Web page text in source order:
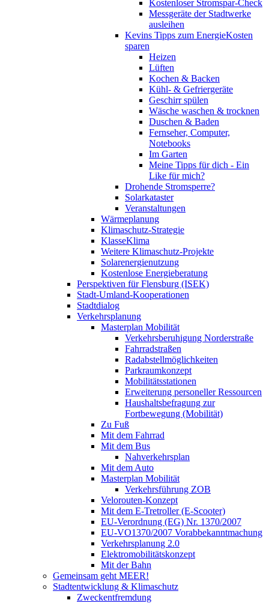
Kostenloser Stromspar-Check
Messgeräte der Stadtwerke
ausleihen
Kevins Tipps zum EnergieKosten
sparen
Heizen
Lüften
Kochen & Backen
Kühl- & Gefriergeräte
Geschirr spülen
Wäsche waschen & trocknen
Duschen & Baden
Fernseher, Computer,
Notebooks
Im Garten
Meine Tipps für dich - Ein
Like für mich?
Drohende Stromsperre?
Solarkataster
Veranstaltungen
Wärmeplanung
Klimaschutz-Strategie
KlasseKlima
Weitere Klimaschutz-Projekte
Solarenergienutzung
Kostenlose Energieberatung
Perspektiven für Flensburg (ISEK)
Stadt-Umland-Kooperationen
Stadtdialog
Verkehrsplanung
Masterplan Mobilität
Verkehrsberuhigung Norderstraße
Fahrradstraßen
Radabstellmöglichkeiten
Parkraumkonzept
Mobilitätsstationen
Erweiterung personeller Ressourcen
Haushaltsbefragung zur
Fortbewegung (Mobilität)
Zu Fuß
Mit dem Fahrrad
Mit dem Bus
Nahverkehrsplan
Mit dem Auto
Masterplan Mobilität
Verkehrsführung ZOB
Velorouten-Konzept
Mit dem E-Tretroller (E-Scooter)
EU-Verordnung (EG) Nr. 1370/2007
EU-VO1370/2007 Vorabbekanntmachung
Verkehrsplanung 2.0
Elektromobilitätskonzept
Mit der Bahn
Gemeinsam geht MEER!
Stadtentwicklung & Klimaschutz
Zweckentfremdung